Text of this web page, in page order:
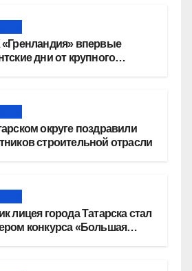
впервые
дни от крупного
округе поздравили
строительной отрасли
лицея города Татарска стал
конкурса «Большая